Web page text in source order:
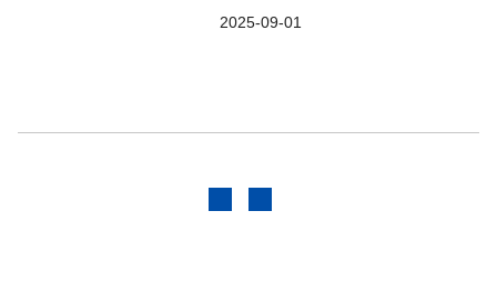
2025-09-01